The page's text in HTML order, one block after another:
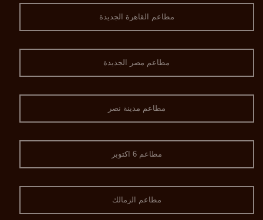
مطاعم القاهرة الجديدة
مطاعم مصر الجديدة
مطاعم مدينة نصر
مطاعم 6 اكتوبر
مطاعم الزمالك